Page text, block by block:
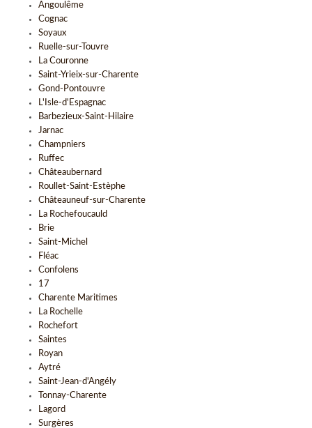
Angoulême
Cognac
Soyaux
Ruelle-sur-Touvre
La Couronne
Saint-Yrieix-sur-Charente
Gond-Pontouvre
L'Isle-d'Espagnac
Barbezieux-Saint-Hilaire
Jarnac
Champniers
Ruffec
Châteaubernard
Roullet-Saint-Estèphe
Châteauneuf-sur-Charente
La Rochefoucauld
Brie
Saint-Michel
Fléac
Confolens
17
Charente Maritimes
La Rochelle
Rochefort
Saintes
Royan
Aytré
Saint-Jean-d'Angély
Tonnay-Charente
Lagord
Surgères